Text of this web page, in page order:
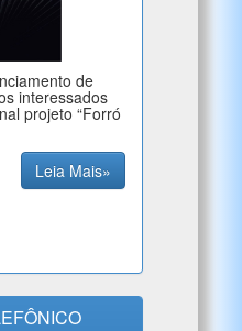
de
interessados
projeto “Forró
Leia Mais»